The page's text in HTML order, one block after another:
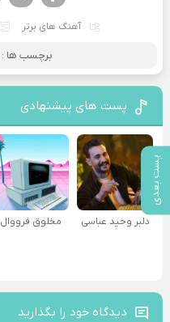
پست بعدی
آهنگ های برتر
برچسب ها :
پست های پیشنهادی
دلبر وحید عباسی مخلوق فرووال
دیدگاه خود را بگذارید